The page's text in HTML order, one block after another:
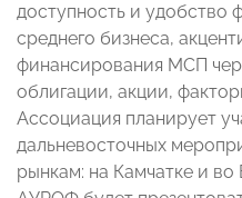
доступность и удобство
среднего бизнеса,
финансирования МСП
облигации, акции,
Ассоциация планирует
дальневосточных
рынкам: на Камчатке и